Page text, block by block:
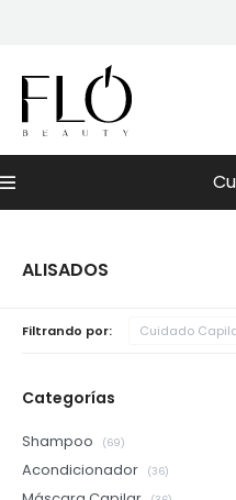
Menú
ALISADOS
Filtrando por: Cuidado
Categorías
Shampoo (69)
Acondicionador (36)